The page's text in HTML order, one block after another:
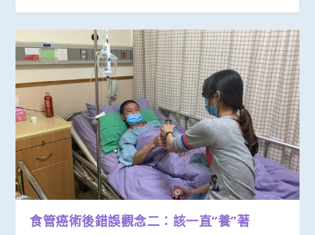
食管癌術後錯誤觀念二：該一直“養”著